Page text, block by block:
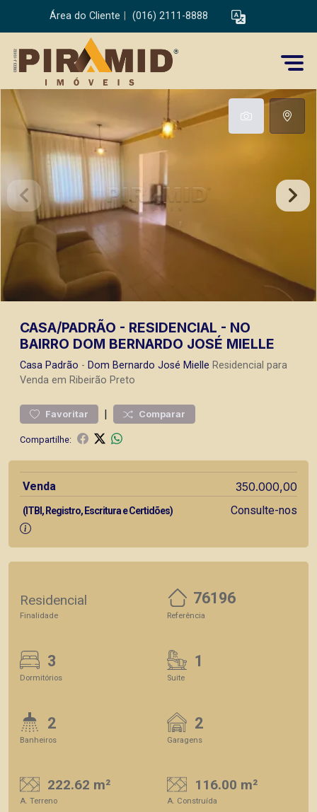
Área do Cliente (016) 2111-8888
CASA/PADRÃO - RESIDENCIAL - NO
BAIRRO DOM BERNARDO JOSÉ MIELLE
Casa Padrão - Dom Bernardo José Mielle Residencial para
Venda em Ribeirão Preto
Favoritar | Comparar
Compartilhe:
Venda 350.000,00
(ITBI, Registro, Escritura e Certidões) Consulte-nos
Residencial
Finalidade
76196
Referência
3
Dormitórios
1
Suite
2
Banheiros
2
Garagens
222.62 m²
A. Terreno
116.00 m²
A. Construída